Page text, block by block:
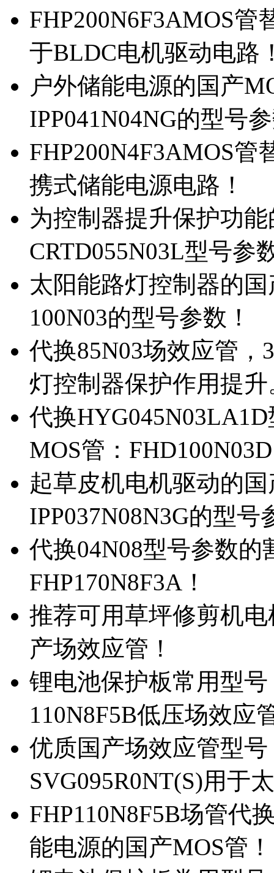
FHP200N6F3AMOS管
于BLDC电机驱动电路
户外储能电源的国产
IPP041N04NG的型号
FHP200N4F3AMOS管
携式储能电源电路！
为控制器提升保护功
CRTD055N03L型号参
太阳能路灯控制器的
100N03的型号参数！
代换85N03场效应管
灯控制器保护作用提升
代换
MOS管：
起草皮机电机驱动的
IPP037N08N3G的型号
代换04N08型号参数
FHP170N8F3A！
推荐可用草坪修剪机电
产场效应管！
锂电池保护板常用型号
110N8F5B低压场效应
优质国产场效应管型
SVG095R0NT(S)用于
FHP110N8F5B场管代
能电源的国产MOS管！